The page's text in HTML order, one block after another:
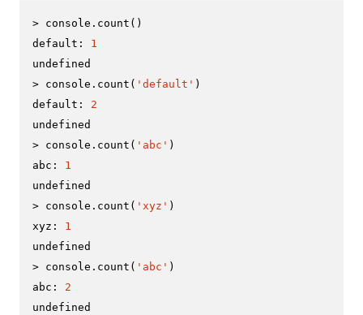
> console . count
default : 1
undefined
> console . count ( 'default'
default : 2
undefined
> console . count ( 'abc'
abc : 1
undefined
> console . count ( 'xyz'
xyz : 1
undefined
> console . count ( 'abc'
abc : 2
undefined